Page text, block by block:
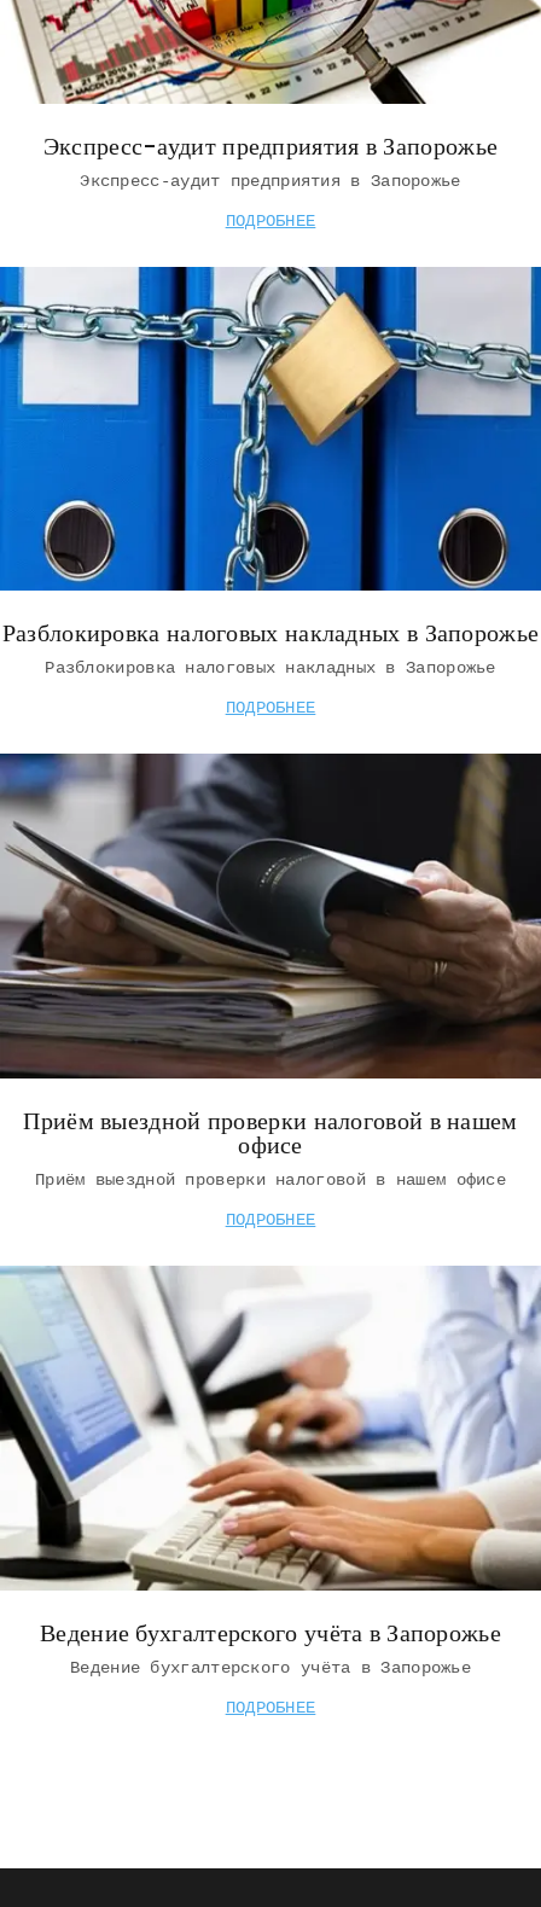
Экспресс-аудит предприятия в Запорожье
Экспресс-аудит предприятия в Запорожье
ПОДРОБНЕЕ
Разблокировка налоговых накладных в Запорожье
Разблокировка налоговых накладных в Запорожье
ПОДРОБНЕЕ
Приём выездной проверки налоговой в нашем
офисе
Приём выездной проверки налоговой в нашем офисе
ПОДРОБНЕЕ
Ведение бухгалтерского учёта в Запорожье
Ведение бухгалтерского учёта в Запорожье
ПОДРОБНЕЕ